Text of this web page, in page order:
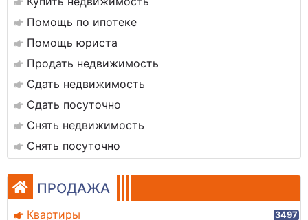
Помощь по ипотеке
Помощь юриста
Продать недвижимость
Сдать недвижимость
Сдать посуточно
Снять недвижимость
Снять посуточно
ПРОДАЖА
Квартиры 3497